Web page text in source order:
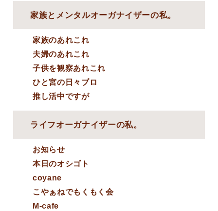
家族とメンタルオーガナイザーの私。
家族のあれこれ
夫婦のあれこれ
子供を観察あれこれ
ひと宮の日々ブロ
推し活中ですが
ライフオーガナイザーの私。
お知らせ
本日のオシゴト
coyane
こやぁねでもくもく会
M-cafe